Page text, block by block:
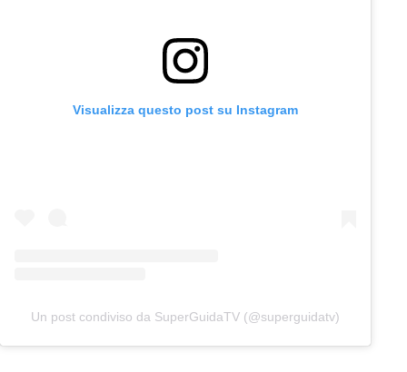
Visualizza questo post su Instagram
Un post condiviso da SuperGuidaTV (@superguidatv)